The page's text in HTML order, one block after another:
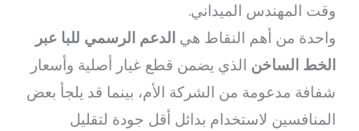
وقت المهندس الميداني.
واحدة من أهم النقاط هيالدعم الرسمي للبا عبر
الخط الساخن الذي يضمن قطع غيار أصلية وأسعار
شفافة مدعومة من الشركة الأم، بينما قد يلجأ بعض
المنافسين لاستخدام بدائل أقل جودة لتقليل